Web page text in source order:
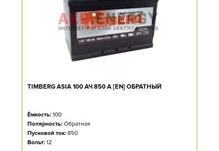
TIMBERG ASIA 100 АЧ 850 А [EN] ОБРАТНЫЙ
Ёмкость: 100
Полярность: Обратная
Пусковой ток: 850
Вольт: 12